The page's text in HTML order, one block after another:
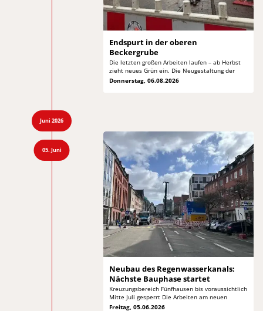
Endspurt in deroberen
Beckergrube
Die letzten großen Arbeiten laufen – ab Herbst
zieht neues Grün ein. Die Neugestaltung der
Donnerstag, 06.08.2026
Juni 2026
05. Juni
Neubau des Regenwasserkanals:
Nächste Bauphase startet
Kreuzungsbereich Fünfhausen bis voraussichtlich
Mitte Juli gesperrt Die Arbeiten am neuen
Freitag, 05.06.2026